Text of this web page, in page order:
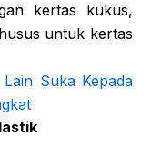
kertas kukus,
untuk kertas
Suka Kepada